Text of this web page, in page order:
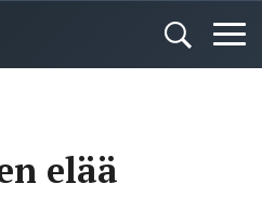
elää